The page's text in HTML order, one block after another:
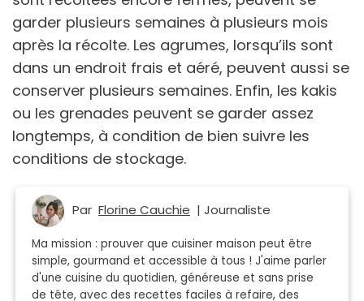
garder plusieurs semaines à plusieurs mois
après la récolte. Les agrumes, lorsqu’ils sont
dans un endroit frais et aéré, peuvent aussi se
conserver plusieurs semaines. Enfin, les kakis
ou les grenades peuvent se garder assez
longtemps, à condition de bien suivre les
conditions de stockage.
Par Florine Cauchie | Journaliste
Ma mission : prouver que cuisiner maison peut être
simple, gourmand et accessible à tous ! J'aime parler
d'une cuisine du quotidien, généreuse et sans prise
de tête, avec des recettes faciles à refaire, des